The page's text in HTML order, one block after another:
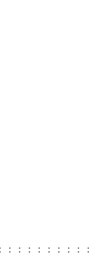
：：：：：：：：：